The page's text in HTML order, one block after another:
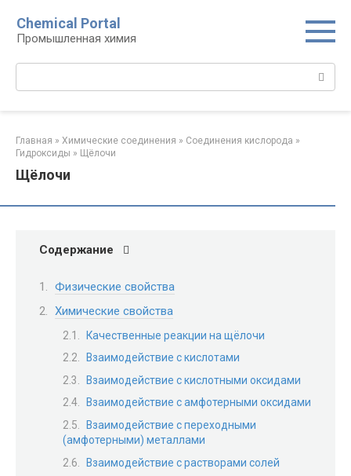
контенту
Chemical Portal
Промышленная химия
Главная » Химические соединения » Соединения кислорода‎ »
Гидроксиды‎ » Щёлочи
Щёлочи
Содержание
Физические свойства
Химические свойства
Качественные реакции на щёлочи
Взаимодействие с кислотами
Взаимодействие с кислотными оксидами
Взаимодействие с амфотерными оксидами
Взаимодействие с переходными
(амфотерными) металлами
Взаимодействие с растворами солей